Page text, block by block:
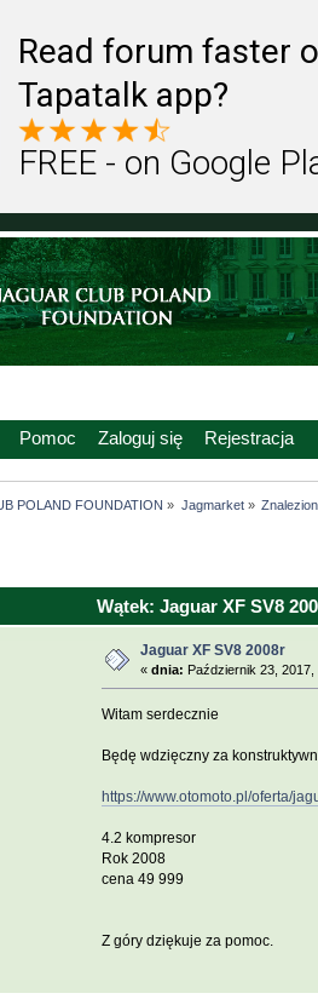
Read forum faster
Tapatalk app?
FREE - on Google
Pomoc Zaloguj się Rejestracja
POLAND FOUNDATION » Jagmarket»
Wątek: Jaguar XF SV8
Jaguar XF SV8 2008r
« dnia: Październik 23,
Witam serdecznie
Będę wdzięczny za
https://www.otomoto.pl/oferta/
4.2 kompresor
Rok 2008
cena 49 999
Z góry dziękuje za pomoc.